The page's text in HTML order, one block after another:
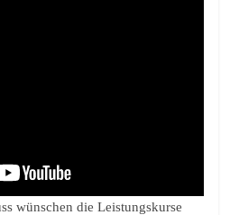
wünschen die Leistungskurse